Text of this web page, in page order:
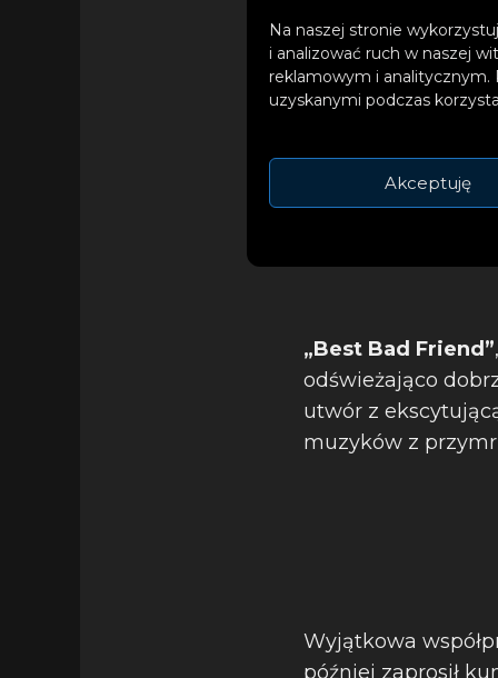
Na naszej stronie
i analizować ruch w naszej
reklamowym i
uzyskanymi podczas
Akceptuję
do
„Best Bad Friend”
odświeżająco
utwór z
muzyków z
Wyjątkowa
później zaprosił